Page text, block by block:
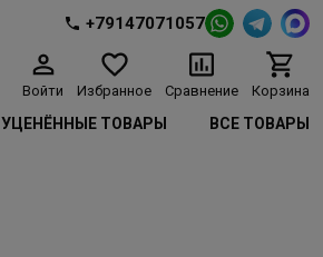
+79147071057
Войти Избранное Сравнение Корзина
УЦЕНЁННЫЕ ТОВАРЫ ВСЕ ТОВАРЫ